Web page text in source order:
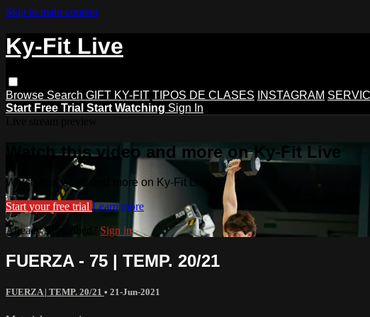
Skip to main content
Ky-Fit Live
Browse Search GIFT KY-FIT TIPOS DE CLASES INSTAGRAM
Start Free Trial Start Watching Sign In
Watch this video and more on Ky-Fit Live
Watch this video and more on Ky-Fit Live
Start your free trial Learn more
Already subscribed? Sign in
FUERZA - 75 | TEMP. 20/21
FUERZA | TEMP. 20/21 • 21-Jun-2021